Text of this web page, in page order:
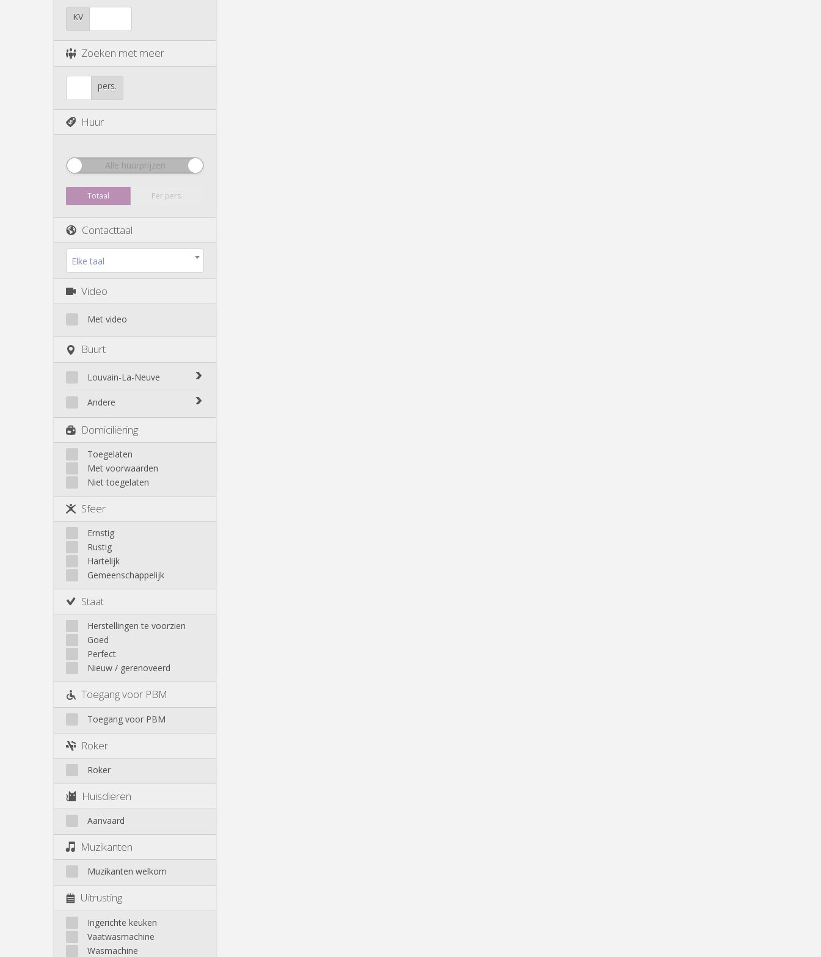
KV
Zoeken met meer
pers.
Huur
Alle huurprijzen
Totaal Per pers.
Contacttaal
Elke taal
Video
Met video
Buurt
Louvain-La-Neuve
Biéreau
Centre
L'Hocaille
La Baraque
Lauzelle
Les Bruyères
Andere
Genappe
Mont-Saint-Guibert
Nivelles
Ottignies
Rixensart
Walhain
Wavre
Buiten Louvain-La-Neuve
Domiciliëring
Toegelaten
Met voorwaarden
Niet toegelaten
Sfeer
Ernstig
Rustig
Hartelijk
Gemeenschappelijk
Staat
Herstellingen te voorzien
Goed
Perfect
Nieuw / gerenoveerd
Toegang voor PBM
Toegang voor PBM
Roker
Roker
Huisdieren
Aanvaard
Muzikanten
Muzikanten welkom
Uitrusting
Ingerichte keuken
Vaatwasmachine
Wasmachine